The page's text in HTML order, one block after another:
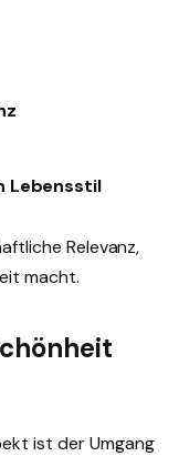
Lebensstil
Relevanz,
macht.
ist der Umgang